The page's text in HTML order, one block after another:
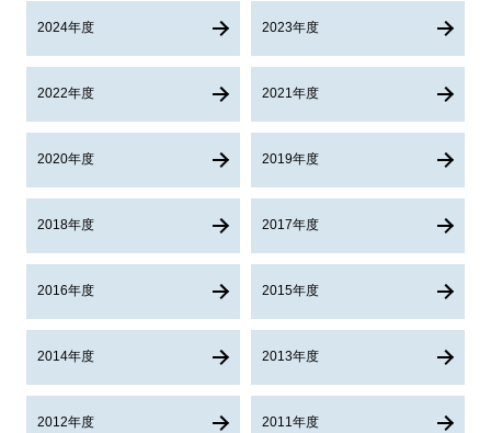
2024年度 2023年度
2022年度 2021年度
2020年度 2019年度
2018年度 2017年度
2016年度 2015年度
2014年度 2013年度
2012年度 2011年度